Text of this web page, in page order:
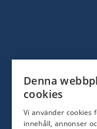
Denna
cookies
Vi använder cookies
innehåll, annonser